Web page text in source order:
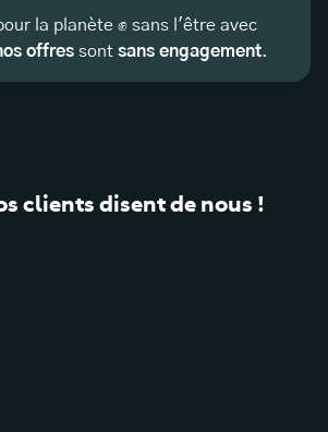
la planète ✊ sans l'être avec
offres sont sans engagement.
clients disent de nous !